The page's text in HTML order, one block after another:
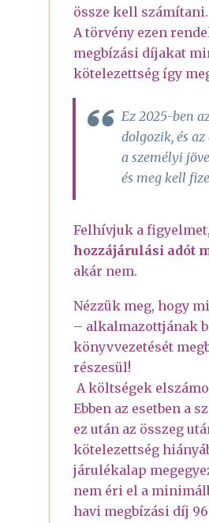
össze kell számítani.
A törvény ezen
megbízási díjakat
kötelezettség így
Ez 2025-ben
dolgozik, és
a személyi
és meg kell
Felhívjuk a
hozzájárulási adót
akár nem.
Nézzük meg, hogy
– alkalmazottjának
könyvvezetését
részesül!
A költségek
Ebben az esetben a
ez után az összeg
kötelezettség
járulékalap
nem éri el a
havi megbízási díj